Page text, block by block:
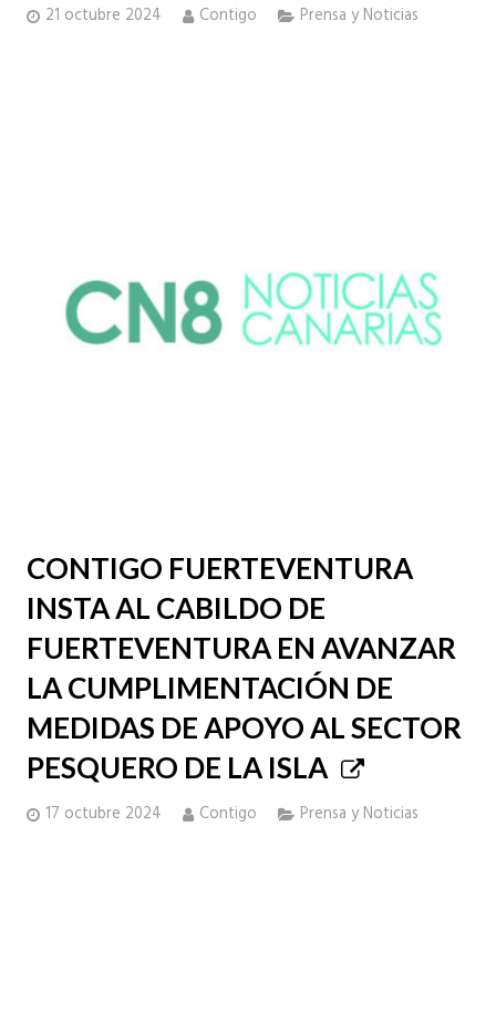
21 octubre 2024 Contigo Prensa y Noticias
CONTIGO FUERTEVENTURA
INSTA AL CABILDO DE
FUERTEVENTURA EN AVANZAR
LA CUMPLIMENTACIÓN DE
MEDIDAS DE APOYO AL SECTOR
PESQUERO DE LA ISLA
17 octubre 2024 Contigo Prensa y Noticias